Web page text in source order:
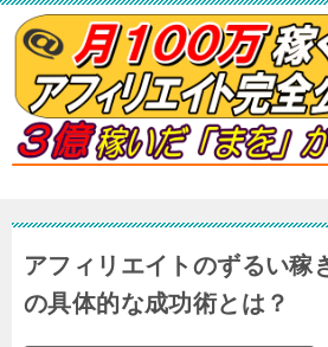
アフィリエイトのずるい稼
の具体的な成功術とは？